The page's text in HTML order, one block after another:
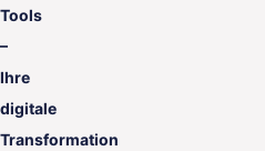
Tools
–
Ihre
digitale
Transformation